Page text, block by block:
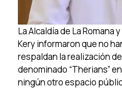
La Alcaldía de La Romana
Kery informaron que no
respaldan la realización
denominado “Therians”
ningún otro espacio